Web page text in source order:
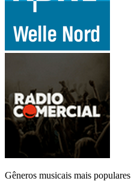
Gêneros musicais mais populares